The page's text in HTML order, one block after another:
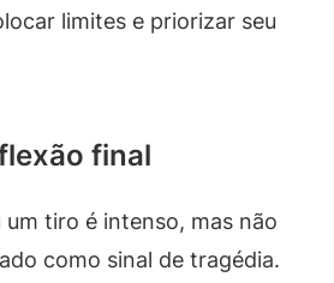
limites e priorizar seu
final
um tiro é intenso, mas não
como sinal de tragédia.